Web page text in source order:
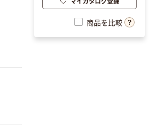
商品を比較